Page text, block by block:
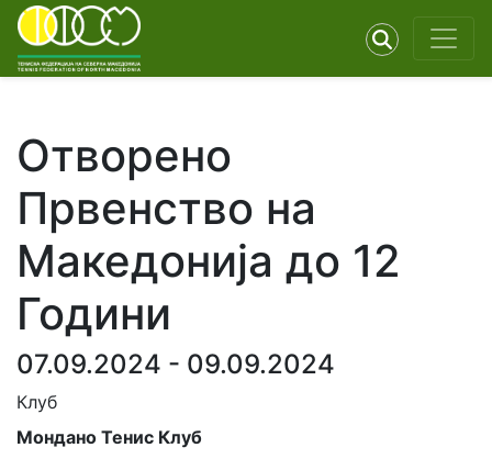
Отворено
Првенство на
Македонија до 12
Години
07.09.2024 - 09.09.2024
Клуб
Мондано Тенис Клуб